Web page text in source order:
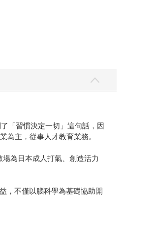
「習慣決定一切」這句話，因
為主，從事人才教育業務。
為日本成人打氣、創造活力
，不僅以腦科學為基礎協助開